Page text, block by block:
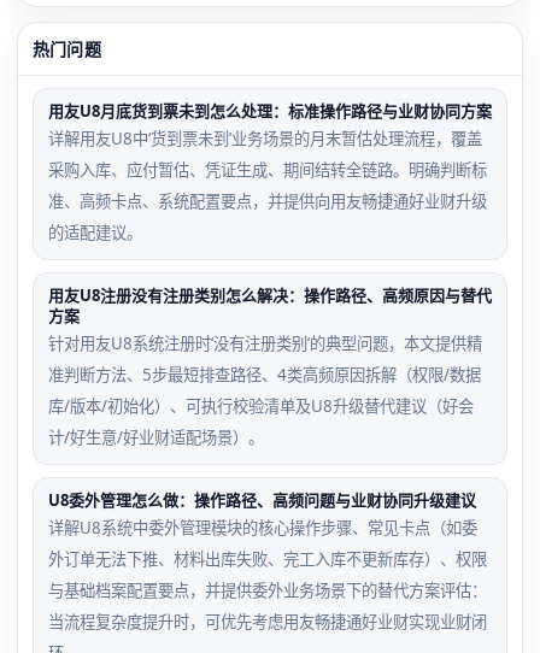
热门问题
用友U8月底货到票未到怎么处理：标准操作路径与业财协同方案
详解用友U8中‘货到票未到’业务场景的月末暂估处理流程，覆盖
采购入库、应付暂估、凭证生成、期间结转全链路。明确判断标
准、高频卡点、系统配置要点，并提供向用友畅捷通好业财升级
的适配建议。
用友U8注册没有注册类别怎么解决：操作路径、高频原因与替代
方案
针对用友U8系统注册时‘没有注册类别’的典型问题，本文提供精
准判断方法、5步最短排查路径、4类高频原因拆解（权限/数据
库/版本/初始化）、可执行校验清单及U8升级替代建议（好会
计/好生意/好业财适配场景）。
U8委外管理怎么做：操作路径、高频问题与业财协同升级建议
详解U8系统中委外管理模块的核心操作步骤、常见卡点（如委
外订单无法下推、材料出库失败、完工入库不更新库存）、权限
与基础档案配置要点，并提供委外业务场景下的替代方案评估：
当流程复杂度提升时，可优先考虑用友畅捷通好业财实现业财闭